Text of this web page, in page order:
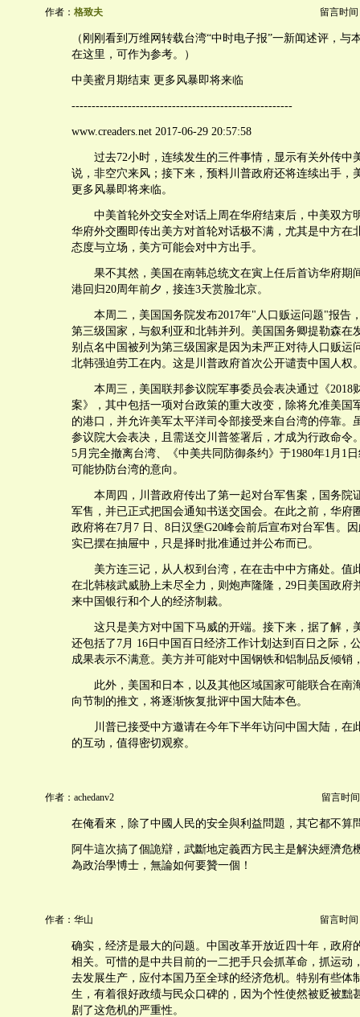
作者： 格致夫 留言时间
（刚刚看到万维网转载台湾“中时电子报”一新闻述评，与
在这里，可作为参考。）
中美蜜月期结束 更多风暴即将来临
-------------------------------------------------------
www.creaders.net 2017-06-29 20:57:58
过去72小时，连续发生的三件事情，显示有关外传中
说，非空穴来风；接下来，预料川普政府还将连续出手，
更多风暴即将来临。
中美首轮外交安全对话上周在华府结束后，中美双方
华府外交圈即传出美方对首轮对话极不满，尤其是中方在
态度与立场，美方可能会对中方出手。
果不其然，美国在南韩总统文在寅上任后首访华府期
港回归20周年前夕，接连3天赏脸北京。
本周二，美国国务院发布2017年"人口贩运问题"报告
第三级国家，与叙利亚和北韩并列。美国国务卿提勒森在
别点名中国被列为第三级国家是因为未严正对待人口贩运
北韩强迫劳工在内。这是川普政府首次公开谴责中国人权
本周三，美国联邦参议院军事委员会表决通过《2018
案》，其中包括一项对台政策的重大改变，除将允准美国
的港口，并允许美军太平洋司令部接受来自台湾的停靠。
参议院大会表决，且需送交川普签署后，才成为行政命令
5月完全撤离台湾、《中美共同防御条约》于1980年1月1
可能协防台湾的意向。
本周四，川普政府传出了第一起对台军售案，国务院
军售，并已正式把国会通知书送交国会。在此之前，华府
政府将在7月7 日、8日汉堡G20峰会前后宣布对台军售。
实已摆在抽屉中，只是择时批准通过并公布而已。
美方连三记，从人权到台湾，在在击中中方痛处。值
在北韩核武威胁上未尽全力，则炮声隆隆，29日美国政府
来中国银行和个人的经济制裁。
这只是美方对中国下马威的开端。接下来，据了解，
还包括了7月 16日中国百日经济工作计划达到百日之际，
成果表示不满意。美方并可能对中国钢铁和铝制品反倾销
此外，美国和日本，以及其他区域国家可能联合在南
向节制的推文，将逐渐恢复批评中国大陆本色。
川普已接受中方邀请在今年下半年访问中国大陆，在
的互动，值得密切观察。
作者：achedanv2 留言时
在俺看來，除了中國人民的安全與利益問題，其它都不算
阿牛這次搞了個詭辯，武斷地定義西方民主是解決經濟危
為政治學博士，無論如何要贊一個！
作者：华山 留言时间
确实，经济是最大的问题。中国改革开放近四十年，政府
相关。可惜的是中共目前的一二把手只会抓革命，抓运动
去发展生产，应付本国乃至全球的经济危机。特别有些体
生，有着很好政绩与民众口碑的，因为个性使然被贬被黜
剧了这危机的严重性。